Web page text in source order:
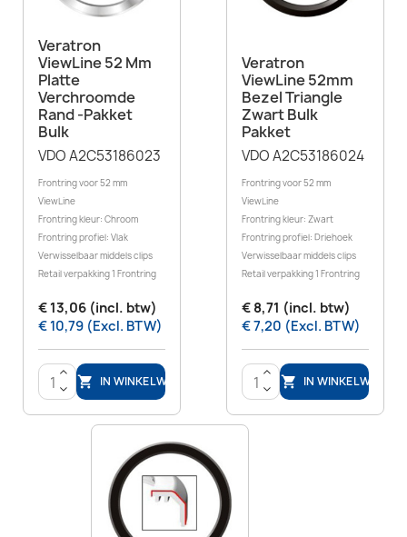
Veratron
ViewLine 52 Mm
Platte
Verchroomde
Rand -pakket
Bulk
VDO A2C53186023
Frontring voor 52 mm
ViewLine
Frontring kleur: Chroom
Frontring profiel: Vlak
Verwisselbaar middels clips
Retail verpakking 1 Frontring
€ 13,06 (incl. btw)
€ 10,79 (Excl. BTW)
>
<
 IN WINKELWAGEN
Veratron
ViewLine 52mm
Bezel Triangle
Zwart Bulk
Pakket
VDO A2C53186024
Frontring voor 52 mm
ViewLine
Frontring kleur: Zwart
Frontring profiel: Driehoek
Verwisselbaar middels clips
Retail verpakking 1 Frontring
€ 8,71 (incl. btw)
€ 7,20 (Excl. BTW)
>
<
 IN WINKELWAGEN